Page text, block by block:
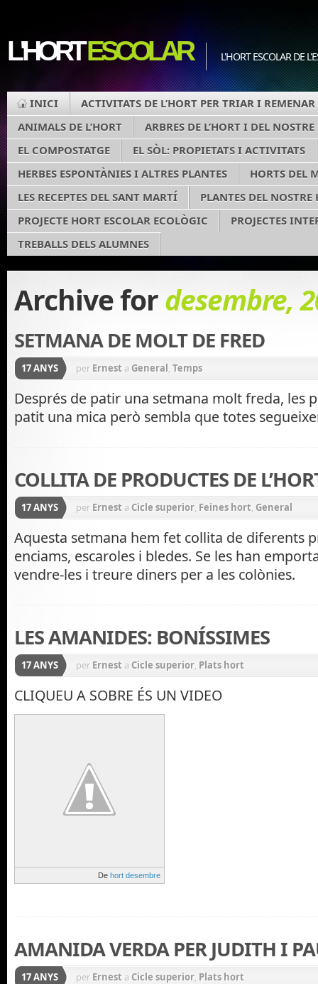
L'HORTESCOLAR L'HORT ESCOLAR DE
INICI
ACTIVITATS DE L’HORT PER TRIAR I REMENAR
ANIMALS DE L’HORT
ARBRES DE L’HORT I DEL
EL COMPOSTATGE
EL SÒL: PROPIETATS I ACTIVITATS
HERBES ESPONTÀNIES I ALTRES PLANTES
HORTS DEL
LES RECEPTES DEL SANT MARTÍ
PLANTES DEL NOSTRE
PROJECTE HORT ESCOLAR ECOLÒGIC
PROJECTES
TREBALLS DELS ALUMNES
Archive fordesembre,
SETMANA DE MOLT DE FRED
17 ANYS per Ernest a General, Temps
Després de patir una setmana molt freda, les
patit una mica però sembla que totes
COLLITA DE PRODUCTES DE
17 ANYS per Ernest a Cicle superior, Feines hort, General
Aquesta setmana hem fet collita de diferents
enciams, escaroles i bledes. Se les han
vendre-les i treure diners per a les colònies.
LES AMANIDES: BONÍSSIMES
17 ANYS per Ernest a Cicle superior, Plats hort
CLIQUEU A SOBRE ÉS UN VIDEO
De hort desembre
AMANIDA VERDA PER JUDITH I
17 ANYS per Ernest a Cicle superior Plats hort